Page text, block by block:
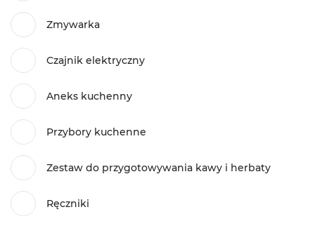
Zmywarka
Czajnik elektryczny
Aneks kuchenny
Przybory kuchenne
Zestaw do przygotowywania kawy i herbaty
Ręczniki